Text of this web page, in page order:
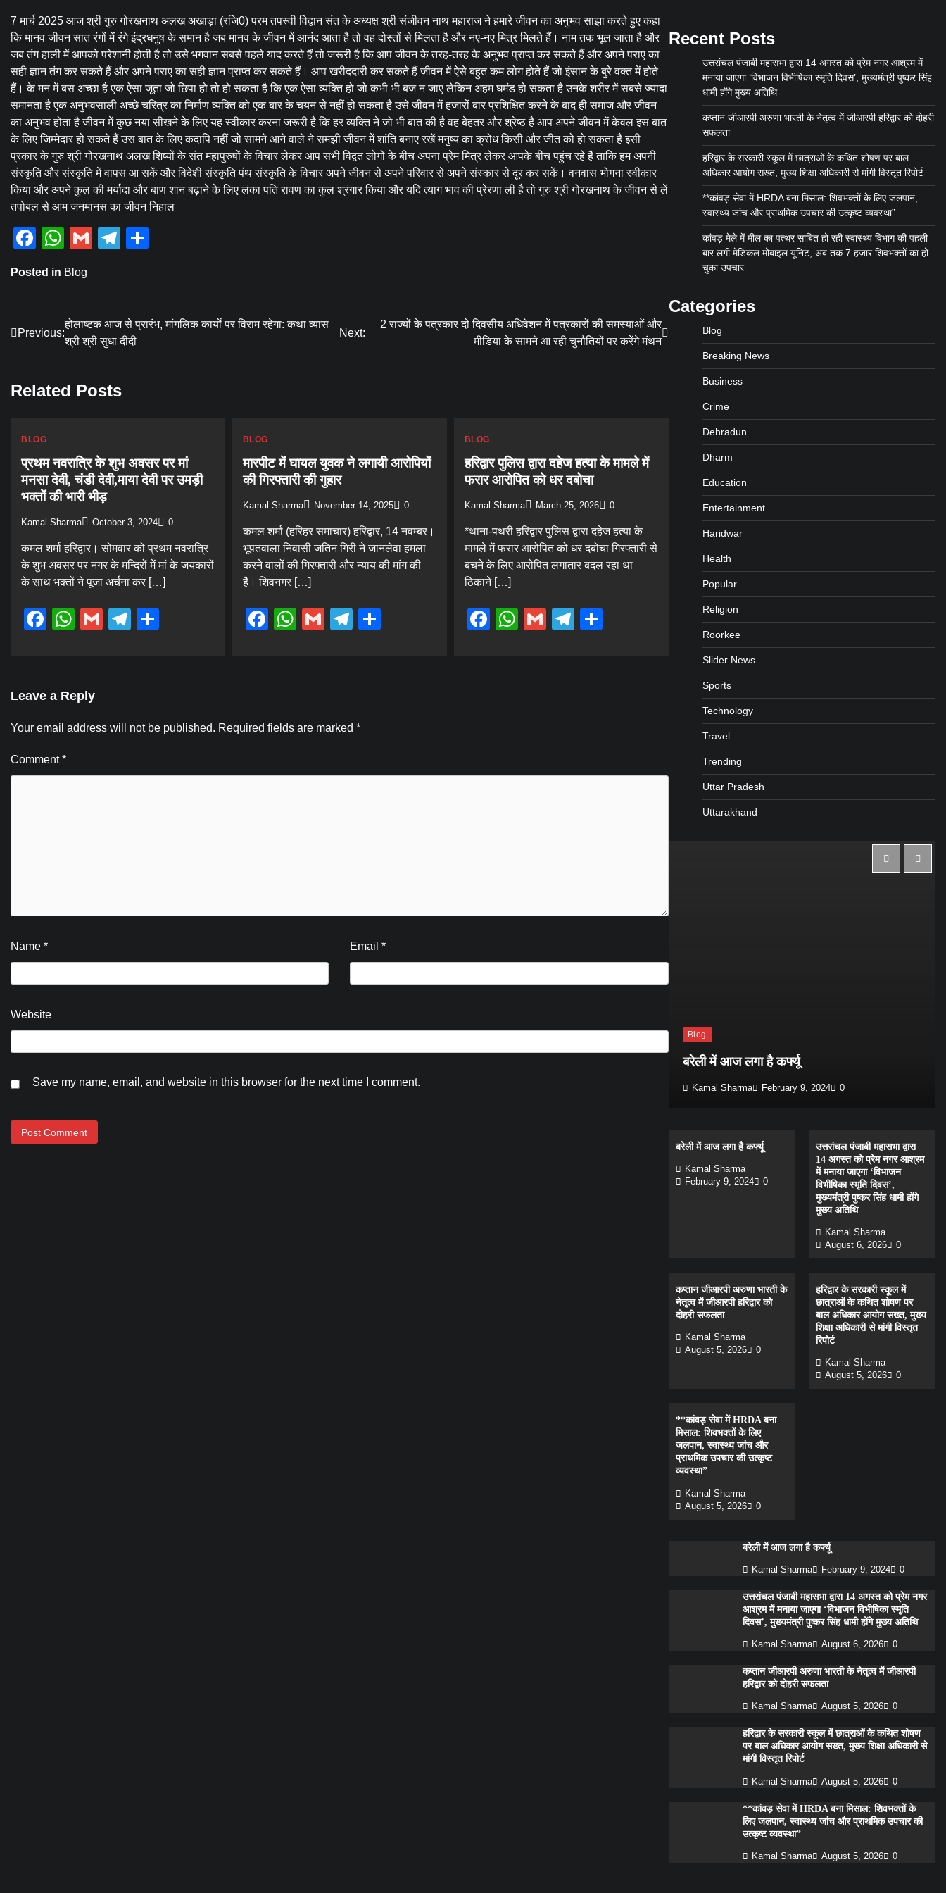
7 मार्च 2025 आज श्री गुरु गोरखनाथ अलख अखाड़ा (रजि0) परम तपस्वी विद्वान संत के अध्यक्ष श्री संजीवन नाथ महाराज ने हमारे जीवन का अनुभव साझा करते हुए कहा
कि मानव जीवन सात रंगों में रंगे इंद्रधनुष के समान है जब मानव के जीवन में आनंद आता है तो वह दोस्तों से मिलता है और नए-नए मित्र मिलते हैं। नाम तक भूल जाता है और
जब तंग हाली में आपको परेशानी होती है तो उसे भगवान सबसे पहले याद करते हैं तो जरूरी है कि आप जीवन के तरह-तरह के अनुभव प्राप्त कर सकते हैं और अपने पराए का
सही ज्ञान तंग कर सकते हैं और अपने पराए का सही ज्ञान प्राप्त कर सकते हैं। आप खरीददारी कर सकते हैं जीवन में ऐसे बहुत कम लोग होते हैं जो इंसान के बुरे वक्त में होते
हैं। के मन में बस अच्छा है एक ऐसा जूता जो छिपा हो तो हो सकता है कि एक ऐसा व्यक्ति हो जो कभी भी बज न जाए लेकिन अहम घमंड हो सकता है उनके शरीर में सबसे ज्यादा
समानता है एक अनुभवसाली अच्छे चरित्र का निर्माण व्यक्ति को एक बार के चयन से नहीं हो सकता है उसे जीवन में हजारों बार प्रशिक्षित करने के बाद ही समाज और जीवन
का अनुभव होता है जीवन में कुछ नया सीखने के लिए यह स्वीकार करना जरूरी है कि हर व्यक्ति ने जो भी बात की है वह बेहतर और श्रेष्ठ है आप अपने जीवन में केवल इस बात
के लिए जिम्मेदार हो सकते हैं उस बात के लिए कदापि नहीं जो सामने आने वाले ने समझी जीवन में शांति बनाए रखें मनुष्य का क्रोध किसी और जीत को हो सकता है इसी
प्रकार के गुरु श्री गोरखनाथ अलख शिष्यों के संत महापुरुषों के विचार लेकर आप सभी विद्वत लोगों के बीच अपना प्रेम मित्र लेकर आपके बीच पहुंच रहे हैं ताकि हम अपनी
संस्कृति और संस्कृति में वापस आ सकें और विदेशी संस्कृति पंथ संस्कृति के विचार अपने जीवन से अपने परिवार से अपने संस्कार से दूर कर सकें। वनवास भोगना स्वीकार
किया और अपने कुल की मर्यादा और बाण शान बढ़ाने के लिए लंका पति रावण का कुल श्रंगार किया और यदि त्याग भाव की प्रेरणा ली है तो गुरु श्री गोरखनाथ के जीवन से लें
तपोबल से आम जनमानस का जीवन निहाल
Facebook
WhatsApp
GmailTelegram
Posted in Blog
Post
navigation
Previous:
होलाष्टक आज से प्रारंभ, मांगलिक कार्यों पर विराम रहेगा: कथा व्यास
श्री श्री सुधा दीदी
Next:
2 राज्यों के पत्रकार दो दिवसीय अधिवेशन में पत्रकारों की समस्याओं और
मीडिया के सामने आ रही चुनौतियों पर करेंगे मंथन
Related Posts
BLOG
प्रथम नवरात्रि के शुभ अवसर पर मां
मनसा देवी, चंडी देवी,माया देवी पर उमड़ी
भक्तों की भारी भीड़
Kamal Sharma October 3, 2024 0
कमल शर्मा हरिद्वार। सोमवार को प्रथम नवरात्रि
के शुभ अवसर पर नगर के मन्दिरों में मां के जयकारों
के साथ भक्तों ने पूजा अर्चना कर […]
Facebook
WhatsApp
GmailTelegram
BLOG
मारपीट में घायल युवक ने लगायी आरोपियों
की गिरफ्तारी की गुहार
Kamal Sharma November 14, 2025 0
कमल शर्मा (हरिहर समाचार) हरिद्वार, 14 नवम्बर।
भूपतवाला निवासी जतिन गिरी ने जानलेवा हमला
करने वालों की गिरफ्तारी और न्याय की मांग की
है। शिवनगर […]
Facebook
WhatsApp
GmailTelegram
BLOG
हरिद्वार पुलिस द्वारा दहेज हत्या के मामले में
फरार आरोपित को धर दबोचा
Kamal Sharma March 25, 2026 0
*थाना-पथरी हरिद्वार पुलिस द्वारा दहेज हत्या के
मामले में फरार आरोपित को धर दबोचा गिरफ्तारी से
बचने के लिए आरोपित लगातार बदल रहा था
ठिकाने […]
Facebook
WhatsApp
GmailTelegram
Leave a Reply
Your email address will not be published. Required fields are marked *
Comment*
Name * Email*
Website
Save my name, email, and website in this browser for the next time I comment.
Recent Posts
उत्तरांचल पंजाबी महासभा द्वारा 14 अगस्त को प्रेम नगर आश्रम में
मनाया जाएगा ‘विभाजन विभीषिका स्मृति दिवस’, मुख्यमंत्री पुष्कर सिंह
धामी होंगे मुख्य अतिथि
कप्तान जीआरपी अरुणा भारती के नेतृत्व में जीआरपी हरिद्वार को दोहरी
सफलता
हरिद्वार के सरकारी स्कूल में छात्राओं के कथित शोषण पर बाल
अधिकार आयोग सख्त, मुख्य शिक्षा अधिकारी से मांगी विस्तृत रिपोर्ट
**कांवड़ सेवा में HRDA बना मिसाल: शिवभक्तों के लिए जलपान,
स्वास्थ्य जांच और प्राथमिक उपचार की उत्कृष्ट व्यवस्था”
कांवड़ मेले में मील का पत्थर साबित हो रही स्वास्थ्य विभाग की पहली
बार लगी मेडिकल मोबाइल यूनिट, अब तक 7 हजार शिवभक्तों का हो
चुका उपचार
Categories
Blog
Breaking News
Business
Crime
Dehradun
Dharm
Education
Entertainment
Haridwar
Health
Popular
Religion
Roorkee
Slider News
Sports
Technology
Travel
Trending
Uttar Pradesh
Uttarakhand
कांवड़ मेले में मील का पत्थर साबित हो रही स्वास्थ्य
Kamal Sharma
Blog
बरेली में आज लगा है कर्फ्यू
Kamal Sharma February 9, 2024 0
बरेली में आज लगा है कर्फ्यू
Kamal Sharma
February 9, 2024
0
उत्तरांचल पंजाबी महासभा द्वारा
14 अगस्त को प्रेम नगर आश्रम
में मनाया जाएगा ‘विभाजन
विभीषिका स्मृति दिवस’,
मुख्यमंत्री पुष्कर सिंह धामी होंगे
मुख्य अतिथि
Kamal Sharma
August 6, 2026
0
कप्तान जीआरपी अरुणा भारती के
नेतृत्व में जीआरपी हरिद्वार को
दोहरी सफलता
Kamal Sharma
August 5, 2026
0
हरिद्वार के सरकारी स्कूल में
छात्राओं के कथित शोषण पर
बाल अधिकार आयोग सख्त, मुख्य
शिक्षा अधिकारी से मांगी विस्तृत
रिपोर्ट
Kamal Sharma
August 5, 2026
0
**कांवड़ सेवा में HRDA बना
मिसाल: शिवभक्तों के लिए
जलपान, स्वास्थ्य जांच और
प्राथमिक उपचार की उत्कृष्ट
व्यवस्था”
Kamal Sharma
August 5, 2026
0
बरेली में आज लगा है कर्फ्यू
Kamal Sharma February 9, 2024 0
उत्तरांचल पंजाबी महासभा द्वारा 14 अगस्त को प्रेम नगर
आश्रम में मनाया जाएगा ‘विभाजन विभीषिका स्मृति
दिवस’, मुख्यमंत्री पुष्कर सिंह धामी होंगे मुख्य अतिथि
Kamal Sharma August 6, 2026 0
कप्तान जीआरपी अरुणा भारती के नेतृत्व में जीआरपी
हरिद्वार को दोहरी सफलता
Kamal Sharma August 5, 2026 0
हरिद्वार के सरकारी स्कूल में छात्राओं के कथित शोषण
पर बाल अधिकार आयोग सख्त, मुख्य शिक्षा अधिकारी से
मांगी विस्तृत रिपोर्ट
Kamal Sharma August 5, 2026 0
**कांवड़ सेवा में HRDA बना मिसाल: शिवभक्तों के
लिए जलपान, स्वास्थ्य जांच और प्राथमिक उपचार की
उत्कृष्ट व्यवस्था”
Kamal Sharma August 5, 2026 0